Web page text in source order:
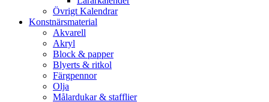
Övrigt Kalendrar
Konstnärsmaterial
Akvarell
Akryl
Block & papper
Blyerts & ritkol
Färgpennor
Olja
Målardukar & stafflier